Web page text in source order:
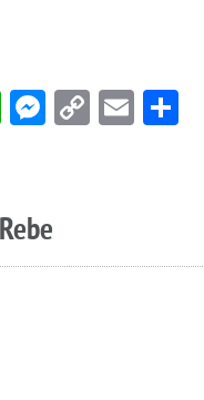
WhatsApp
Messenger
CopyEmail